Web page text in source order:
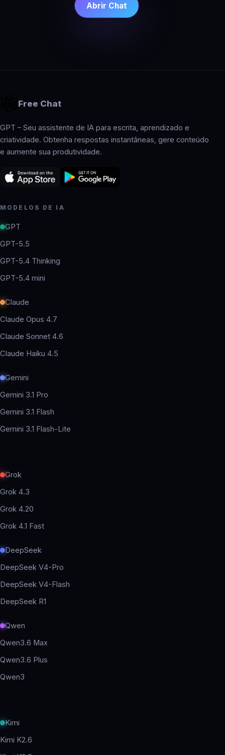
Abrir Chat
Free Chat
GPT – Seu assistente de IA para escrita, aprendizado e
criatividade. Obtenha respostas instantâneas, gere conteúdo
e aumente sua produtividade.
MODELOS DE IA
GPT
GPT-5.5
GPT-5.4 Thinking
GPT-5.4 mini
Claude
Claude Opus 4.7
Claude Sonnet 4.6
Claude Haiku 4.5
Gemini
Gemini 3.1 Pro
Gemini 3.1 Flash
Gemini 3.1 Flash-Lite
Grok
Grok 4.3
Grok 4.20
Grok 4.1 Fast
DeepSeek
DeepSeek V4-Pro
DeepSeek V4-Flash
DeepSeek R1
Qwen
Qwen3.6 Max
Qwen3.6 Plus
Qwen3
Kimi
Kimi K2.6